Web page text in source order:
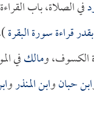
في الصلاة، باب
بقدر قراءة سورة البقرة
الكسوف، ومالكفي
ابن حبانوابن المنذرو